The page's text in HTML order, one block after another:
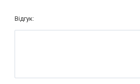
Відгук: